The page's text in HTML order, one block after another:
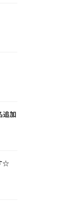
追加
☆